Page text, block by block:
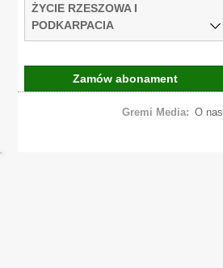
ŻYCIE RZESZOWA I
PODKARPACIA
Zamów abonament
Gremi Media: O nas